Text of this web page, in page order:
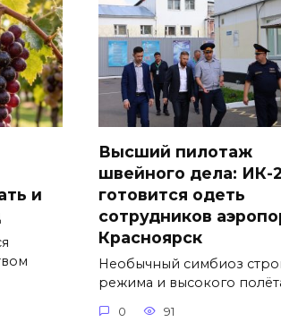
и
Высший пилотаж
швейного дела: ИК-
готовится одеть
сотрудников
Красноярск
Необычный симбиоз
режима и высокого
0 91